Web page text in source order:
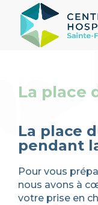
La place
La place
pendant
Pour vous
nous avons à
votre prise en